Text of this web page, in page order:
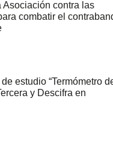
Asociación contra las
combatir el
estudio “Termómetro
y Descifra en